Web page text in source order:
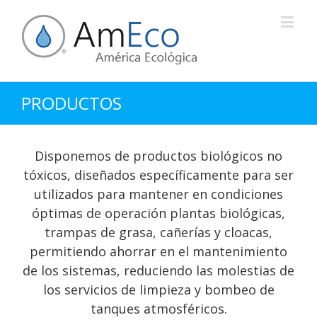
PRODUCTOS
Disponemos de productos biológicos no
tóxicos, diseñados específicamente para ser
utilizados para mantener en condiciones
óptimas de operación plantas biológicas,
trampas de grasa, cañerías y cloacas,
permitiendo ahorrar en el mantenimiento
de los sistemas, reduciendo las molestias de
los servicios de limpieza y bombeo de
tanques atmosféricos.